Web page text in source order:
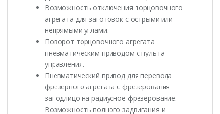
Возможность отключения торцовочного
агрегата для заготовок с острыми или
непрямыми углами.
Поворот торцовочного агрегата
пневматическим приводом с пульта
управления.
Пневматический привод для перевода
фрезерного агрегата с фрезерования
заподлицо на радиусное фрезерование.
Возможность полного задвигания и